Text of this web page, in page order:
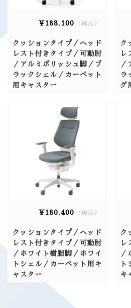
¥188,100 （税込）
クッションタイプ／ヘッド
レスト付きタイプ／可動肘
／アルミポリッシュ脚／ブ
ラックシェル／カーペット
用キャスター
ク
レ
／
ラ
グ
¥180,400 （税込）
クッションタイプ／ヘッド
レスト付きタイプ／可動肘
／ホワイト樹脂脚／ホワイ
トシェル／カーペット用キ
ャスター
ク
レ
／
ト
キ